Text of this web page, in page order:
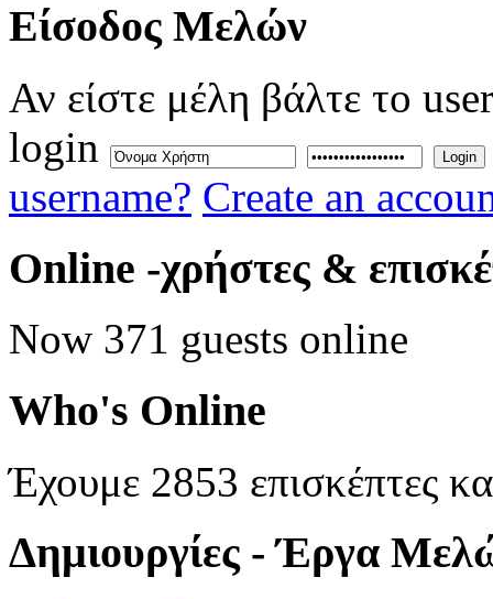
Eίσοδος Μελών
Αν είστε μέλη βάλτε το
login
Login
username? Create an
Online -χρήστες &
Now 371 guests online
Who's Online
Έχουμε 2853 επισκέπτες
Δημιουργίες - Έργα